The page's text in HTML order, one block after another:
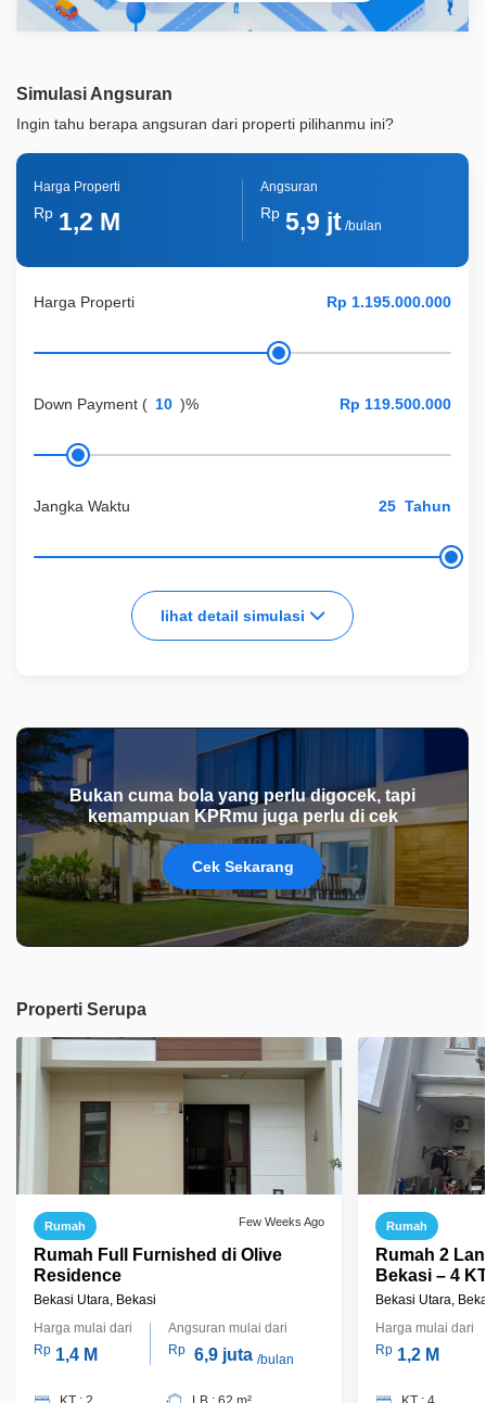
Simulasi Angsuran
Ingin tahu berapa angsuran dari properti pilihanmu ini?
Harga Properti
Down Payment ( )%
Jangka Waktu Tahun
lihat detail simulasi
Harga Properti
Rp 1,2 M
Angsuran
Rp 5,9 jt/bulan
Bukan cuma bola yang perlu digocek, tapi
kemampuan KPRmu juga perlu di cek
Cek Sekarang
Properti Serupa
Rumah Few Weeks Ago
Rumah Full Furnished di Olive
Residence
Bekasi Utara, Bekasi
Harga mulai dari
Rp 1,4 M
Angsuran mulai dari
Rp 6,9 juta /bulan
Rumah
Rumah 2
Bekasi – 4
Nego!
Bekasi Utara,
Harga mulai dari
Rp 1,2 M